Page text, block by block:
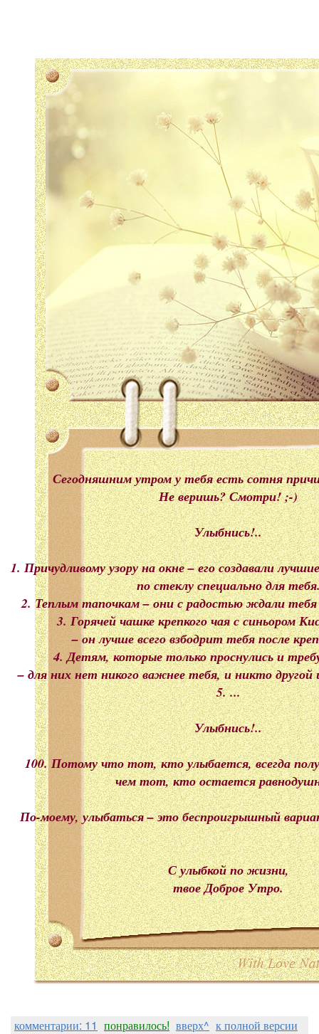
Сегодняшним утром у тебя есть сотня
Не веришь? Смотри! ;-)
Улыбнись!..
1. Причудливому узору на окне – его создавали
по стеклу специально для
2. Теплым тапочкам – они с радостью ждали тебя
3. Горячей чашке крепкого чая с синьором
– он лучше всего взбодрит тебя после
4. Детям, которые только проснулись и
– для них нет никого важнее тебя, и никто
5. ...
Улыбнись!..
100. Потому что тот, кто улыбается, всегда
чем тот, кто остается
По-моему, улыбаться – это беспроигрышный
С улыбкой по жизни,
твое Доброе Утро.
комментарии: 11 понравилось! вверх^ к полной версии